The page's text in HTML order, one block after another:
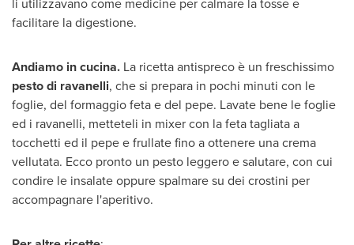
facilitare la digestione.
Andiamo in cucina. La ricetta antispreco è un freschissimo
pesto di ravanelli, che si prepara in pochi minuti con le
foglie, del formaggio feta e del pepe. Lavate bene le foglie
ed i ravanelli, metteteli in mixer con la feta tagliata a
tocchetti ed il pepe e frullate fino a ottenere una crema
vellutata. Ecco pronto un pesto leggero e salutare, con cui
condire le insalate oppure spalmare su dei crostini per
accompagnare l'aperitivo.